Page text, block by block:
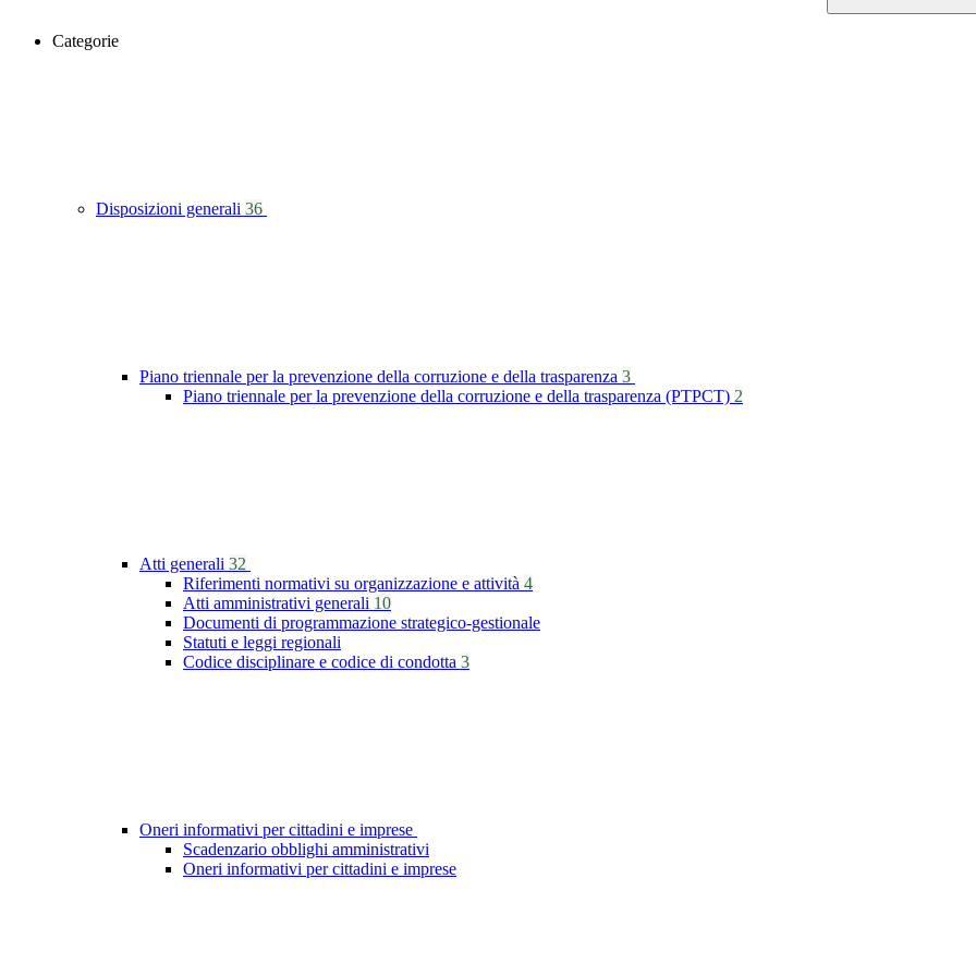
Categorie
Disposizioni generali 36
Piano triennale per la prevenzione della corruzione e della trasparenza 3
Piano triennale per la prevenzione della corruzione e della trasparenza (PTPCT) 2
Atti generali 32
Riferimenti normativi su organizzazione e attività 4
Atti amministrativi generali 10
Documenti di programmazione strategico-gestionale
Statuti e leggi regionali
Codice disciplinare e codice di condotta 3
Oneri informativi per cittadini e imprese
Scadenzario obblighi amministrativi
Oneri informativi per cittadini e imprese